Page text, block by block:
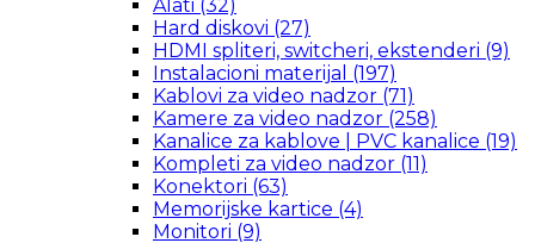
Alati (32)
Hard diskovi (27)
HDMI spliteri, switcheri, ekstenderi (9)
Instalacioni materijal (197)
Kablovi za video nadzor (71)
Kamere za video nadzor (258)
Kanalice za kablove | PVC kanalice (19)
Kompleti za video nadzor (11)
Konektori (63)
Memorijske kartice (4)
Monitori (9)